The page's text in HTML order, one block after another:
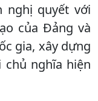
nghị quyết với
của Đảng và
gia, xây dựng
chủ nghĩa hiện